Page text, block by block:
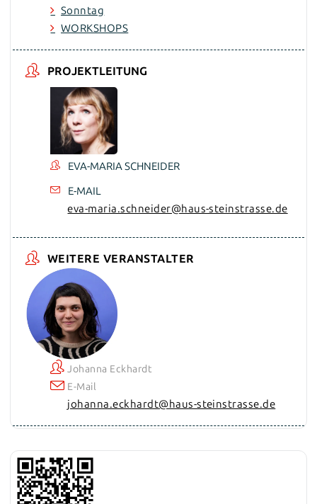
Sonntag
WORKSHOPS
PROJEKTLEITUNG
EVA-MARIA SCHNEIDER
E-MAIL
eva-maria.schneider@haus-steinstrasse.de
WEITERE VERANSTALTER
Johanna Eckhardt
E-Mail
johanna.eckhardt@haus-steinstrasse.de